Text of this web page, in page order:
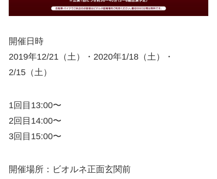
開催日時
2019年12/21（土）・2020年1/18（土）・
2/15（土）
1回目13:00〜
2回目14:00〜
3回目15:00〜
開催場所：ビオルネ正面玄関前